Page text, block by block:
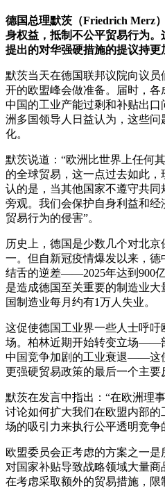
德国总理默茨（Friedrich Merz
身权益，抵制不公平贸易行为
提出的对华强硬措施的提议持更
默茨当天在德国联邦议院向议
开的欧盟峰会做准备。届时，
中国的工业产能过剩和补贴出
洲多国领导人日益认为，这些
化。
默茨说道：“欧洲比世界上任何
的全球贸易，这一点过去如此
认的是，当其他国家不遵守共
旁观。我们会保护自身利益和
贸易行为的侵害”。
历史上，德国是少数几个对北
一。但自新冠疫情爆发以来，德
结舌的逆差——2025年达到900
是造成德国至关重要的制造业
国制造业每月约有1万人失业。
这促使德国工业界一些人士呼
场。柏林近期开始转变立场——
中国竞争加剧的工业衰退——这
更强硬贸易政策的最后一个主要
默茨在发言中指出：“在欧洲理
讨论如何扩大我们在欧盟内部
场的吸引力来执行公平透明竞争
欧盟委员会正考虑的方案之一
对国家补贴导致战略领域大量
在考虑采取额外的贸易措施，限